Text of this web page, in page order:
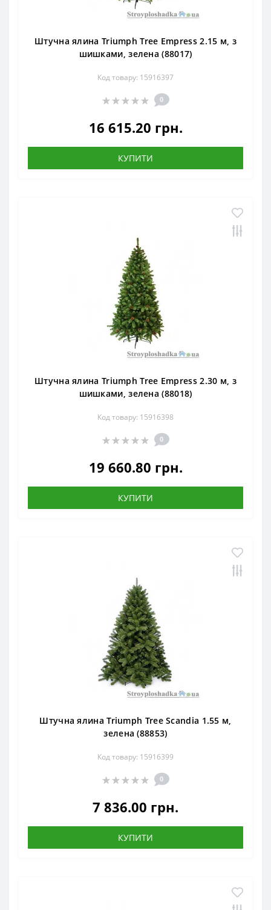
Штучна ялина Triumph Tree Empress 2.15 м, з
шишками, зелена (88017)
Код товару: 15916397
0
16 615.20 грн.
КУПИТИ
Штучна ялина Triumph Tree Empress 2.30 м, з
шишками, зелена (88018)
Код товару: 15916398
0
19 660.80 грн.
КУПИТИ
Штучна ялина Triumph Tree Scandia 1.55 м,
зелена (88853)
Код товару: 15916399
0
7 836.00 грн.
КУПИТИ